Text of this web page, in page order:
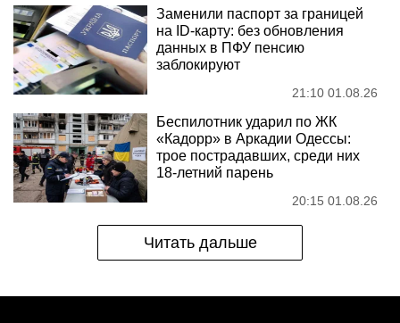
Заменили паспорт за границей
на ID-карту: без обновления
данных в ПФУ пенсию
заблокируют
21:10 01.08.26
Беспилотник ударил по ЖК
«Кадорр» в Аркадии Одессы:
трое пострадавших, среди них
18-летний парень
20:15 01.08.26
Читать дальше